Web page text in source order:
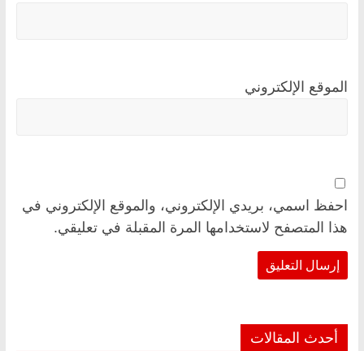
الموقع الإلكتروني
احفظ اسمي، بريدي الإلكتروني، والموقع الإلكتروني في
هذا المتصفح لاستخدامها المرة المقبلة في تعليقي.
أحدث المقالات